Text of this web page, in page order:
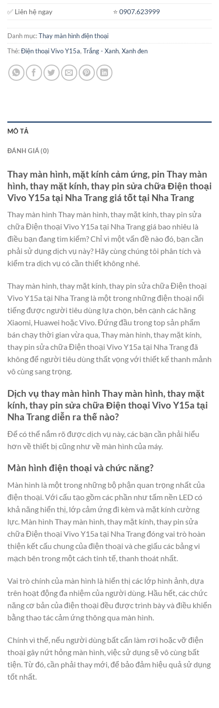
✅ Liên hệ ngay
⭐️0907.623999
Danh mục:Thay màn hình điện thoại
Thẻ:Điện thoại Vivo Y15a, Trắng - Xanh, Xanh đen
MÔ TẢ
ĐÁNH GIÁ (0)
Thay màn hình, mặt kính cảm ứng, pin Thay màn
hình, thay mặt kính, thay pin sửa chữa Điện thoại
Vivo Y15a tại Nha Trang giá tốt tại Nha Trang
Thay màn hình Thay màn hình, thay mặt kính, thay pin sửa
chữa Điện thoại Vivo Y15a tại Nha Trang giá bao nhiêu là
điều bạn đang tìm kiếm? Chỉ vì một vấn đề nào đó, bạn cần
phải sử dụng dịch vụ này? Hãy cùng chúng tôi phân tích và
kiểm tra dịch vụ có cần thiết không nhé.
Thay màn hình, thay mặt kính, thay pin sửa chữa Điện thoại
Vivo Y15a tại Nha Trang là một trong những điện thoại nổi
tiếng được người tiêu dùng lựa chọn, bên cạnh các hãng
Xiaomi, Huawei hoặc Vivo. Đứng đầu trong top sản phẩm
bán chạy thời gian vừa qua, Thay màn hình, thay mặt kính,
thay pin sửa chữa Điện thoại Vivo Y15a tại Nha Trang đã
không để người tiêu dùng thất vọng với thiết kế thanh mảnh
vô cùng sang trọng.
Dịch vụ thay màn hình Thay màn hình, thay mặt
kính, thay pin sửa chữa Điện thoại Vivo Y15a tại
Nha Trang diễn ra thế nào?
Để có thể nắm rõ được dịch vụ này, các bạn cần phải hiểu
hơn về thiết bị cũng như về màn hình của máy.
Màn hình điện thoại và chức năng?
Màn hình là một trong những bộ phận quan trọng nhất của
điện thoại. Với cấu tạo gồm các phần như tấm nền LED có
khả năng hiển thị, lớp cảm ứng đi kèm và mặt kính cường
lực. Màn hình Thay màn hình, thay mặt kính, thay pin sửa
chữa Điện thoại Vivo Y15a tại Nha Trang đóng vai trò hoàn
thiện kết cấu chung của điện thoại và che giấu các bảng vi
mạch bên trong một cách tinh tế, thanh thoát nhất.
Vai trò chính của màn hình là hiển thị các lớp hình ảnh, dựa
trên hoạt động đa nhiệm của người dùng. Hầu hết, các chức
năng cơ bản của điện thoại đều được trình bày và điều khiển
bằng thao tác cảm ứng thông qua màn hình.
Chính vì thế, nếu người dùng bất cẩn làm rơi hoặc vỡ điện
thoại gây nứt hỏng màn hình, việc sử dụng sẽ vô cùng bất
tiện. Từ đó, cần phải thay mới, để bảo đảm hiệu quả sử dụng
tốt nhất.